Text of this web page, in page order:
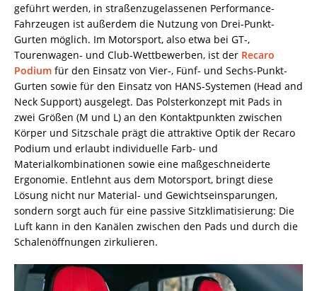
geführt werden, in straßenzugelassenen Performance-
Fahrzeugen ist außerdem die Nutzung von Drei-Punkt-
Gurten möglich. Im Motorsport, also etwa bei GT-,
Tourenwagen- und Club-Wettbewerben, ist der Recaro
Podium für den Einsatz von Vier-, Fünf- und Sechs-Punkt-
Gurten sowie für den Einsatz von HANS-Systemen (Head and
Neck Support) ausgelegt. Das Polsterkonzept mit Pads in
zwei Größen (M und L) an den Kontaktpunkten zwischen
Körper und Sitzschale prägt die attraktive Optik der Recaro
Podium und erlaubt individuelle Farb- und
Materialkombinationen sowie eine maßgeschneiderte
Ergonomie. Entlehnt aus dem Motorsport, bringt diese
Lösung nicht nur Material- und Gewichtseinsparungen,
sondern sorgt auch für eine passive Sitzklimatisierung: Die
Luft kann in den Kanälen zwischen den Pads und durch die
Schalenöffnungen zirkulieren.